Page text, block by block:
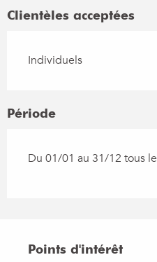
Clientèles acceptées
Individuels
Période
Du 01/01 au 31/12 tous
Points d'intérêt